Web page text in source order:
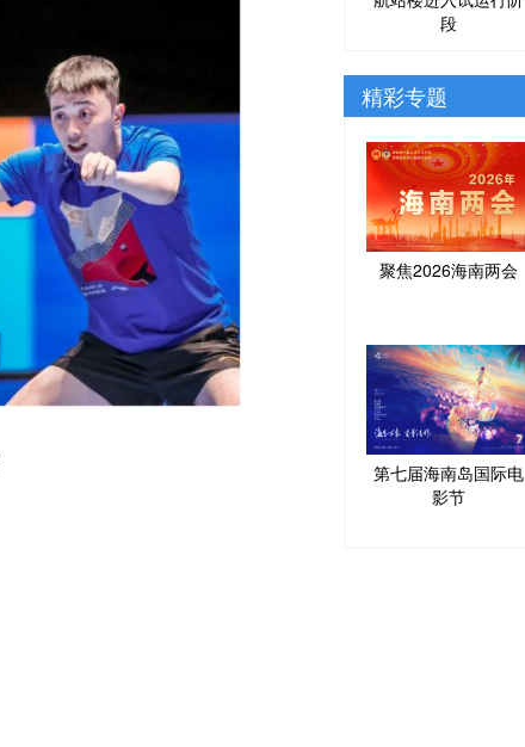
段
精彩专题
聚焦2026海南两会
第七届海南岛国际电
影节